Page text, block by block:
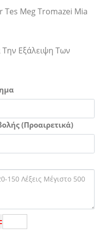
Meg Tromazei Mia
Εξάλειψη Των
(Προαιρετικά)